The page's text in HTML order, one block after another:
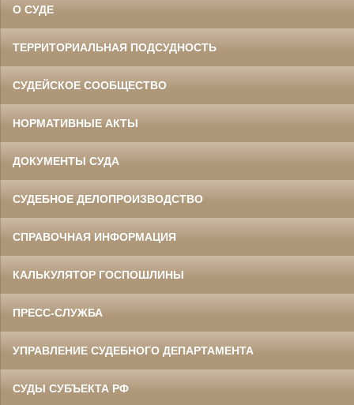
О СУДЕ
ТЕРРИТОРИАЛЬНАЯ ПОДСУДНОСТЬ
СУДЕЙСКОЕ СООБЩЕСТВО
НОРМАТИВНЫЕ АКТЫ
ДОКУМЕНТЫ СУДА
СУДЕБНОЕ ДЕЛОПРОИЗВОДСТВО
СПРАВОЧНАЯ ИНФОРМАЦИЯ
КАЛЬКУЛЯТОР ГОСПОШЛИНЫ
ПРЕСС-СЛУЖБА
УПРАВЛЕНИЕ СУДЕБНОГО ДЕПАРТАМЕНТА
СУДЫ СУБЪЕКТА РФ